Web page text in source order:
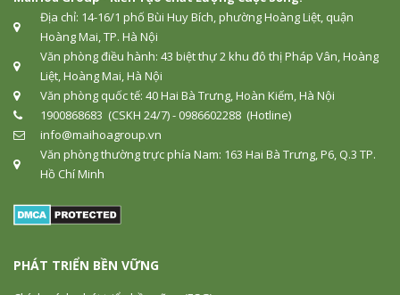
Địa chỉ: 14-16/1 phố Bùi Huy Bích, phường Hoàng Liệt, quận
Hoàng Mai, TP. Hà Nội
Văn phòng điều hành: 43 biệt thự 2 khu đô thị Pháp Vân, Hoàng
Liệt, Hoàng Mai, Hà Nội
Văn phòng quốc tế: 40 Hai Bà Trưng, Hoàn Kiếm, Hà Nội
1900868683 (CSKH 24/7) - 0986602288 (Hotline)
info@maihoagroup.vn
Văn phòng thường trực phía Nam: 163 Hai Bà Trưng, P6, Q.3 TP.
Hồ Chí Minh
PHÁT TRIỂN BỀN VỮNG